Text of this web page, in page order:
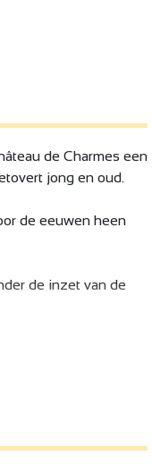
de Charmes een
jong en oud.
de eeuwen heen
de inzet van de